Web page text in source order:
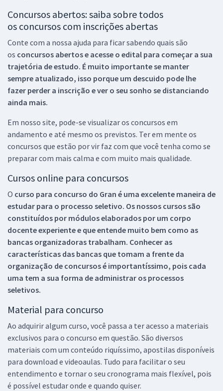
Concursos abertos: saiba sobre todos
os concursos com inscrições abertas
Conte com a nossa ajuda para ficar sabendo quais são
os concursos abertos e acesse o edital para começar a sua
trajetória de estudo. É muito importante se manter
sempre atualizado, isso porque um descuido pode lhe
fazer perder a inscrição e ver o seu sonho se distanciando
ainda mais.
Em nosso site, pode-se visualizar os concursos em
andamento e até mesmo os previstos. Ter em mente os
concursos que estão por vir faz com que você tenha como se
preparar com mais calma e com muito mais qualidade.
Cursos online para concursos
O curso para concurso do Gran é uma excelente maneira de
estudar para o processo seletivo. Os nossos cursos são
constituídos por módulos elaborados por um corpo
docente experiente e que entende muito bem como as
bancas organizadoras trabalham. Conhecer as
características das bancas que tomam a frente da
organização de concursos é importantíssimo, pois cada
uma tem a sua forma de administrar os processos
seletivos.
Material para concurso
Ao adquirir algum curso, você passa a ter acesso a materiais
exclusivos para o concurso em questão. São diversos
materiais com um conteúdo riquíssimo, apostilas disponíveis
para download e videoaulas. Tudo para facilitar o seu
entendimento e tornar o seu cronograma mais flexível, pois
é possível estudar onde e quando quiser.